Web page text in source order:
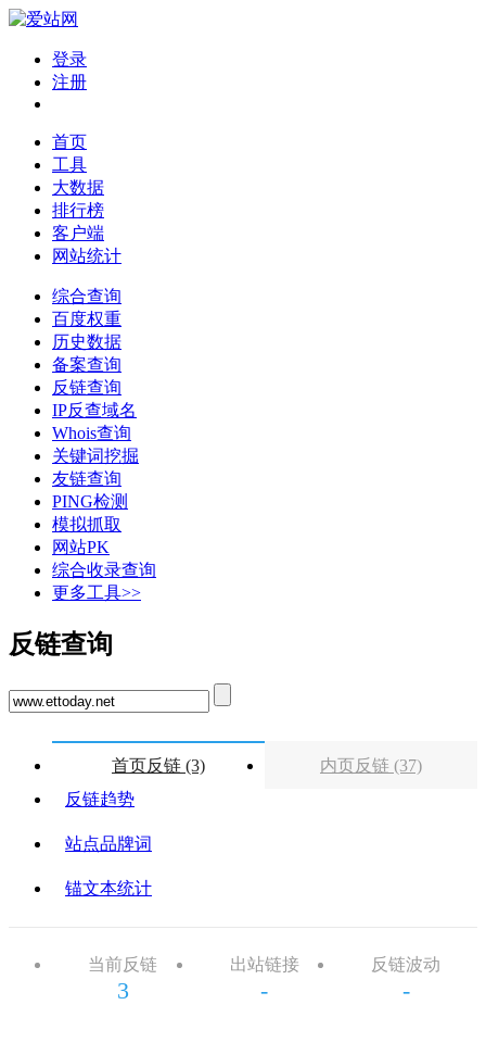
登录
注册
首页
工具
大数据
排行榜
客户端
网站统计
综合查询
百度权重
历史数据
备案查询
反链查询
IP反查域名
Whois查询
关键词挖掘
友链查询
PING检测
模拟抓取
网站PK
综合收录查询
更多工具>>
反链查询
首页反链 (3)
内页反链 (37)
反链趋势
站点品牌词
锚文本统计
当前反链
3
出站链接
-
反链波动
-